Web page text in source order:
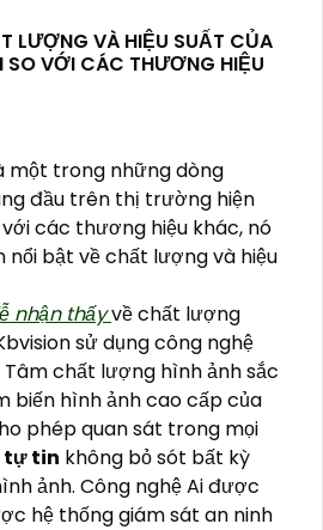
LƯỢNG VÀ HIỆU SUẤT CỦA
SO VỚI CÁC THƯƠNG HIỆU
một trong những dòng
đầu trên thị trường hiện
các thương hiệu khác, nó
bật về chất lượng và hiệu
nhận thấyvề chất lượng
sử dụng công nghệ
Tâm chất lượng hình ảnh sắc
biến hình ảnh cao cấp của
phép quan sát trong mọi
tự tin không bỏ sót bất kỳ
ảnh. Công nghệ Ai được
hệ thống giám sát an ninh